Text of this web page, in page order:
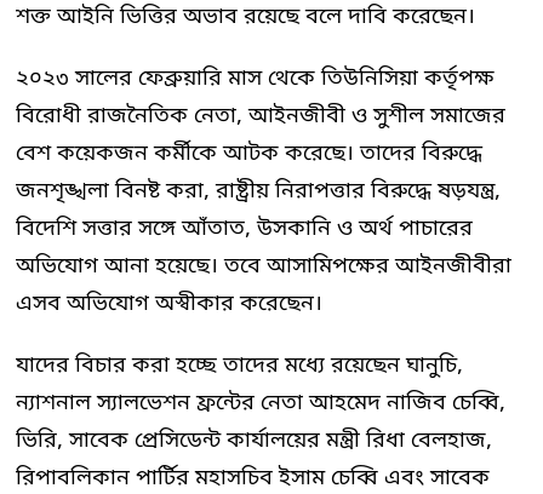
শক্ত আইনি ভিত্তির অভাব রয়েছে বলে দাবি করেছেন।
২০২৩ সালের ফেব্রুয়ারি মাস থেকে তিউনিসিয়া কর্তৃপক্ষ
বিরোধী রাজনৈতিক নেতা, আইনজীবী ও সুশীল সমাজের
বেশ কয়েকজন কর্মীকে আটক করেছে। তাদের বিরুদ্ধে
জনশৃঙ্খলা বিনষ্ট করা, রাষ্ট্রীয় নিরাপত্তার বিরুদ্ধে ষড়যন্ত্র,
বিদেশি সত্তার সঙ্গে আঁতাত, উসকানি ও অর্থ পাচারের
অভিযোগ আনা হয়েছে। তবে আসামিপক্ষের আইনজীবীরা
এসব অভিযোগ অস্বীকার করেছেন।
যাদের বিচার করা হচ্ছে তাদের মধ্যে রয়েছেন ঘানুচি,
ন্যাশনাল স্যালভেশন ফ্রন্টের নেতা আহমেদ নাজিব চেব্বি,
ভিরি, সাবেক প্রেসিডেন্ট কার্যালয়ের মন্ত্রী রিধা বেলহাজ,
রিপাবলিকান পার্টির মহাসচিব ইসাম চেব্বি এবং সাবেক